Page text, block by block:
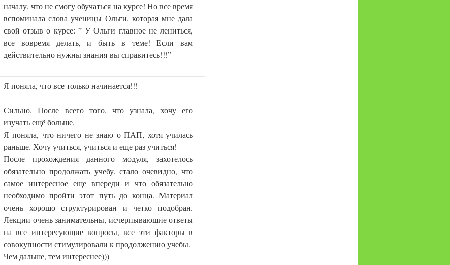
началу, что не смогу обучаться на курсе! Но все время
вспоминала слова ученицы Ольги, которая мне дала
свой отзыв о курсе: ” У Ольги главное не лениться,
все вовремя делать, и быть в теме! Если вам
действительно нужны знания-вы справитесь!!!”
Я поняла, что все только начинается!!!
Сильно. После всего того, что узнала, хочу его
изучать ещё больше.
Я поняла, что ничего не знаю о ПАП, хотя училась
раньше. Хочу учиться, учиться и еще раз учиться!
После прохождения данного модуля, захотелось
обязательно продолжать учебу, стало очевидно, что
самое интересное еще впереди и что обязательно
необходимо пройти этот путь до конца. Материал
очень хорошо структурирован и четко подобран.
Лекции очень занимательны, исчерпывающие ответы
на все интересующие вопросы, все эти факторы в
совокупности стимулировали к продолжению учебы.
Чем дальше, тем интереснее)))